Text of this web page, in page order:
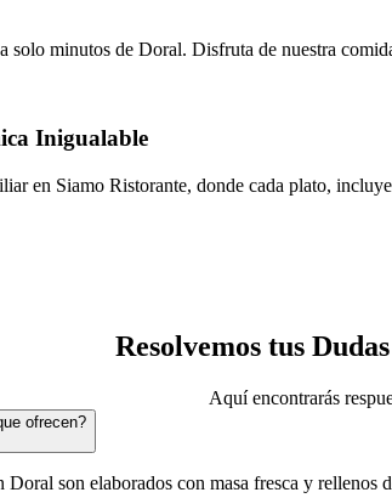
solo minutos de Doral. Disfruta de nuestra
Inigualable
en Siamo Ristorante, donde cada plato,
Resolvemos tus
Aquí encontrarás
ofrecen?
son elaborados con masa fresca y